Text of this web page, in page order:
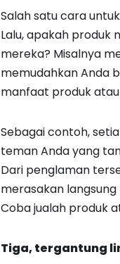
Salah satu cara
Lalu, apakah produk
mereka? Misalnya
memudahkan Anda
manfaat produk
Sebagai contoh,
teman Anda yang
Dari penglaman
merasakan
Coba jualah produk
Tiga, tergantung